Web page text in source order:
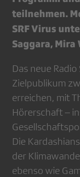
teilnehmen.
SRF Virus
Saggara,
Das neue
Zielpublikum
erreichen, mit
Hörerschaft –
Die
der
ebenso wie